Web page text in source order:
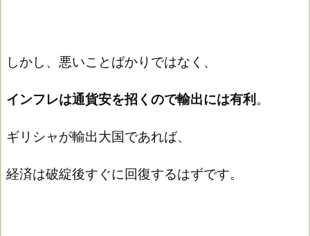
しかし、悪いことばかりではなく、
インフレは通貨安を招くので輸出には有利 。
ギリシャが輸出大国であれば、
経済は破綻後すぐに回復するはずです。